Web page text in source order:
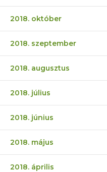
2018. október
2018. szeptember
2018. augusztus
2018. július
2018. június
2018. május
2018. április